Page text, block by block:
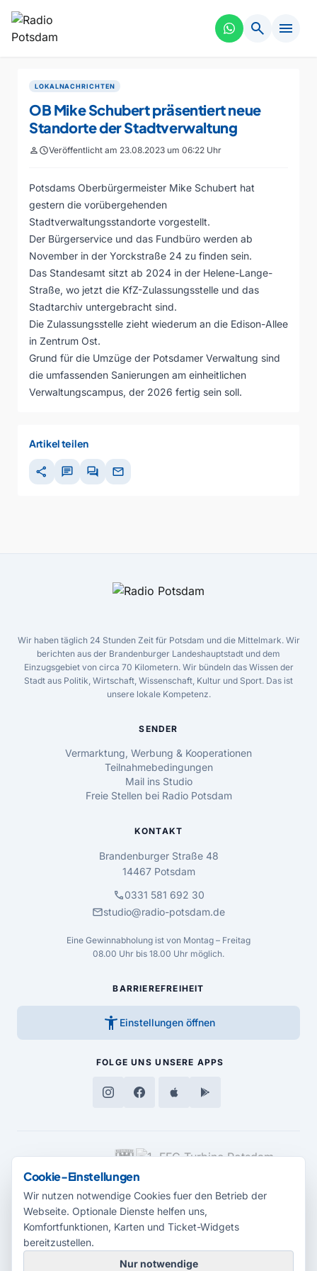
search menu
LOKALNACHRICHTEN
OB Mike Schubert präsentiert neue
Standorte der Stadtverwaltung
personscheduleVeröffentlicht am 23.08.2023 um 06:22 Uhr
Potsdams Oberbürgermeister Mike Schubert hat
gestern die vorübergehenden
Stadtverwaltungsstandorte vorgestellt.
Der Bürgerservice und das Fundbüro werden ab
November in der Yorckstraße 24 zu finden sein.
Das Standesamt sitzt ab 2024 in der Helene-Lange-
Straße, wo jetzt die KfZ-Zulassungsstelle und das
Stadtarchiv untergebracht sind.
Die Zulassungsstelle zieht wiederum an die Edison-Allee
in Zentrum Ost.
Grund für die Umzüge der Potsdamer Verwaltung sind
die umfassenden Sanierungen am einheitlichen
Verwaltungscampus, der 2026 fertig sein soll.
Artikel teilen
share chat forum mail
Wir haben täglich 24 Stunden Zeit für Potsdam und die Mittelmark. Wir
berichten aus der Brandenburger Landeshauptstadt und dem
Einzugsgebiet von circa 70 Kilometern. Wir bündeln das Wissen der
Stadt aus Politik, Wirtschaft, Wissenschaft, Kultur und Sport. Das ist
unsere lokale Kompetenz.
SENDER
Vermarktung, Werbung & Kooperationen
Teilnahmebedingungen
Mail ins Studio
Freie Stellen bei Radio Potsdam
KONTAKT
Brandenburger Straße 48
14467 Potsdam
call0331 581 692 30
mailstudio@radio-potsdam.de
Eine Gewinnabholung ist von Montag – Freitag
08.00 Uhr bis 18.00 Uhr möglich.
BARRIEREFREIHEIT
accessibility_new Einstellungen öffnen
FOLGE UNS UNSERE APPS
MEDIENPARTNER
Cookie-Einstellungen
Wir nutzen notwendige Cookies fuer den Betrieb der
Webseite. Optionale Dienste helfen uns,
Komfortfunktionen, Karten und Ticket-Widgets
bereitzustellen.
Nur notwendige